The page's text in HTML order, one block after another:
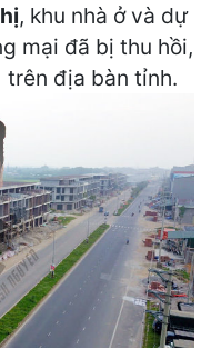
, khu nhà ở và dự
mại đã bị thu hồi,
trên địa bàn tỉnh.